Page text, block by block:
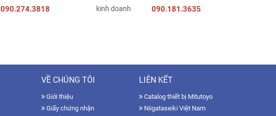
090.274.3818 090.181.3635
VỀ CHÚNG TÔI
Giới thiệu
Giấy chứng nhận
LIÊN KẾT
Catalog thiết bị Mitutoyo
Niigataseiki Việt Nam